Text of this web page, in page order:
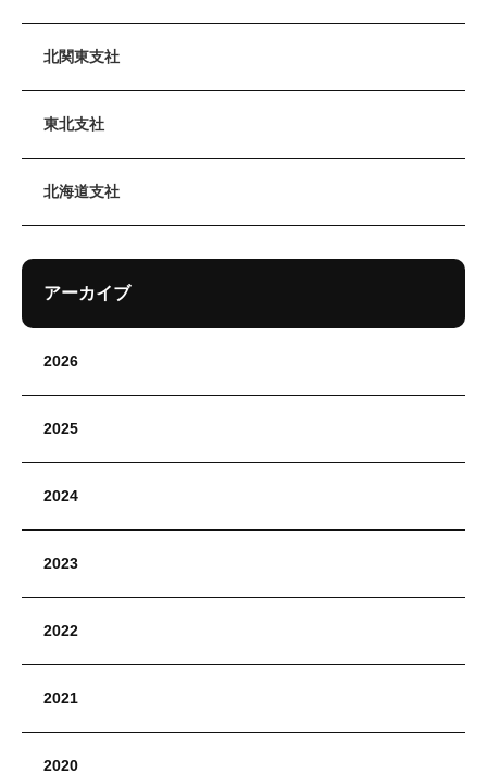
北関東支社
東北支社
北海道支社
アーカイブ
2026
2025
2024
2023
2022
2021
2020